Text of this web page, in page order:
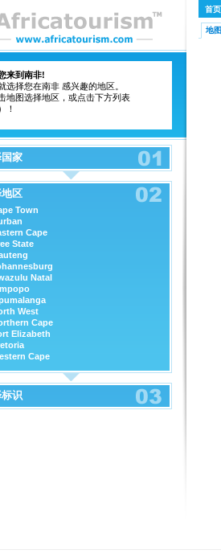
来到南非!
选择您在南非 感兴趣的地区。
地图选择地区，或点击下方列表
！
家
区
Town
Cape
State
Natal
West
Cape
Elizabeth
Cape
识
首页
地图